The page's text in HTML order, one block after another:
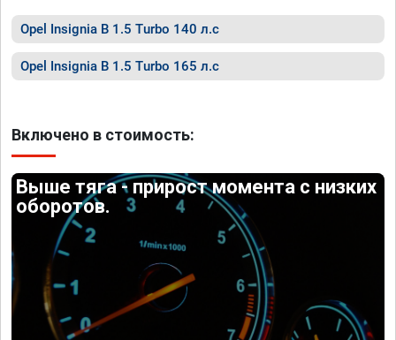
Opel Insignia B 1.5 Turbo 140 л.с
Opel Insignia B 1.5 Turbo 165 л.с
Включено в стоимость:
Выше тяга - прирост момента с низких
оборотов.